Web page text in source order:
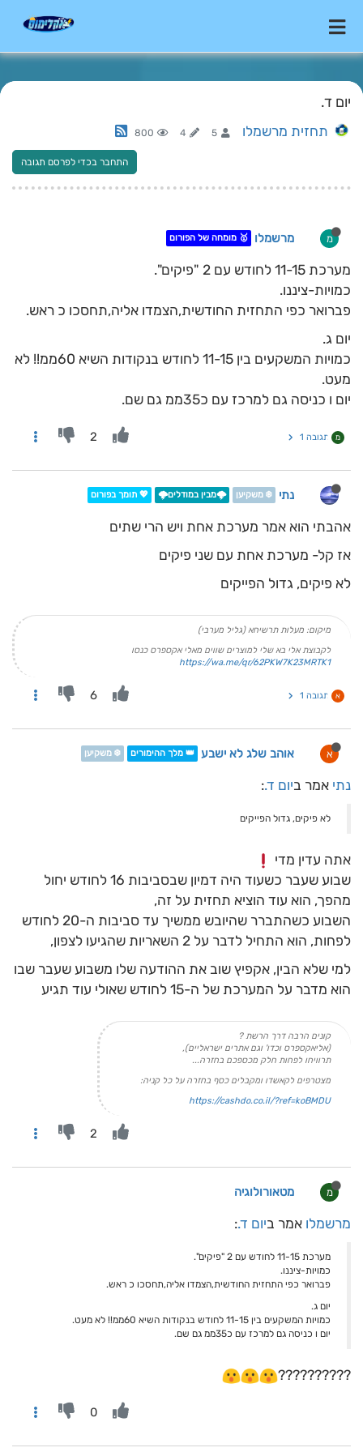
יום ד.
תחזית מרשמלו 5
4
800
התחבר בכדי לפרסם תגובה
מ מרשמלו 🥇 מומחה של הפורום
מערכת 11-15 לחודש עם 2 "פיקים".
כמויות-ציננו.
פברואר כפי התחזית החודשית,הצמדו אליה,תחסכו כ ראש.
יום ג.
כמויות המשקעים בין 11-15 לחודש בנקודות השיא 60ממ!! לא
מעט.
יום ו כניסה גם למרכז עם כ35ממ גם שם.
מ תגובה 1 2
נתי ❄️ משקיען 🌩️מבין במודלים🌩️ 💖 תומך בפורום
אהבתי הוא אמר מערכת אחת ויש הרי שתים
אז קל- מערכת אחת עם שני פיקים
לא פיקים, גדול הפייקים
מיקום: מעלות תרשיחא (גליל מערבי)
לקבוצת אלי בא שלי למוצרים שווים מאלי אקספרס כנסו
https://wa.me/qr/62PKW7K23MRTK1
א תגובה 1 6
א אוהב שלג לא ישבע 👑 מלך ההימורים ❄️ משקיען
נתי אמר ביום ד.:
לא פיקים, גדול הפייקים
אתה עדין מדי
שבוע שעבר כשעוד היה דמיון שבסביבות 16 לחודש יחול
מהפך, הוא עוד הוציא תחזית על זה,
השבוע כשהתברר שהיובש ממשיך עד סביבות ה-20 לחודש
לפחות, הוא התחיל לדבר על 2 השאריות שהגיעו לצפון,
למי שלא הבין, אקפיץ שוב את ההודעה שלו משבוע שעבר שבו
הוא מדבר על המערכת של ה-15 לחודש שאולי עוד תגיע
קונים הרבה דרך הרשת ?
(אליאקספרס וכדו' וגם אתרים ישראליים),
תרוויחו לפחות חלק מכספכם בחזרה...
מצטרפים לקאשדו ומקבלים כסף בחזרה על כל קניה:
https://cashdo.co.il/?ref=koBMDU
2
מ מטאורולוגיה
מרשמלו אמר ביום ד.:
מערכת 11-15 לחודש עם 2 "פיקים".
כמויות-ציננו.
פברואר כפי התחזית החודשית,הצמדו אליה,תחסכו כ ראש.
יום ג.
כמויות המשקעים בין 11-15 לחודש בנקודות השיא 60ממ!! לא מעט.
יום ו כניסה גם למרכז עם כ35ממ גם שם.
??????????
0